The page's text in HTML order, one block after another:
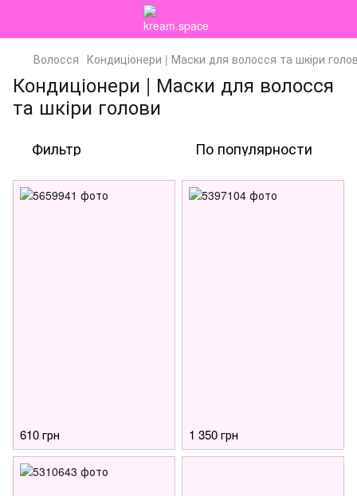
Волосся Кондиціонери | Маски для волосся та шкіри
Кондиціонери | Маски для волосся
та шкіри голови
Фильтр По популярности
610 грн 1 350 грн